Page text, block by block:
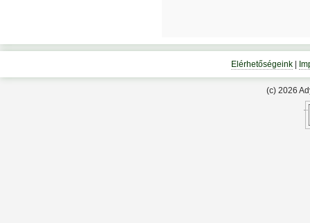
Elérhetőségeink|
(c) 2026